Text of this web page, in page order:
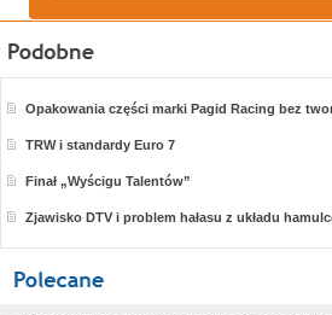
Opakowania części marki Pagid Racing bez
TRW i standardy Euro 7
Finał „Wyścigu Talentów”
Zjawisko DTV i problem hałasu z układu